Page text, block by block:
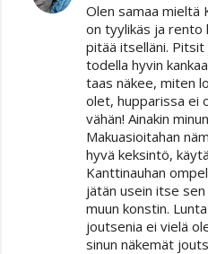
Olen samaa mieltä
on tyylikäs ja rento
pitää itselläni.
todella hyvin
taas näkee, miten
olet, hupparissa ei
vähän! Ainakin
Makuasioitahan
hyvä keksintö,
Kanttinauhan
jätän usein itse
muun konstin.
joutsenia ei vielä
sinun näkemät